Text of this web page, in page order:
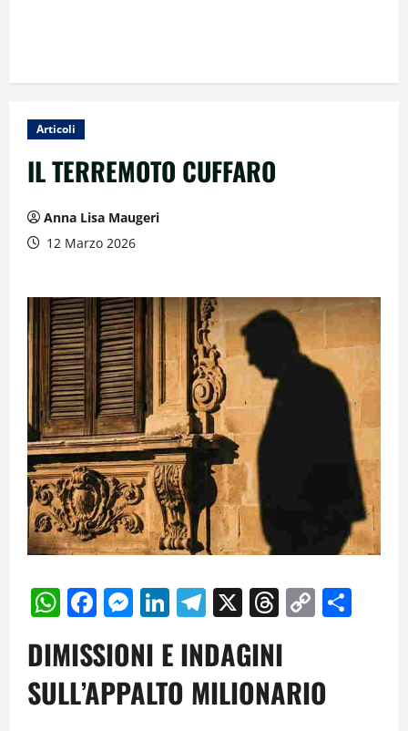
Articoli
IL TERREMOTO CUFFARO
Anna Lisa Maugeri
12 Marzo 2026
WhatsApp
Facebook
Messenger
LinkedIn
Telegram
X Threads
Copy
DIMISSIONI E INDAGINI
SULL’APPALTO MILIONARIO